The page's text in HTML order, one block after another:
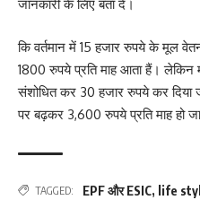
जानकारी के लिए बता दें।
कि वर्तमान में 15 हजार रुपये के मूल
1800 रुपये प्रति माह आता हैं। लेकिन
संशोधित कर 30 हजार रुपये कर दिया
पर बढ़कर 3,600 रुपये प्रति माह हो
TAGGED: EPF और ESIC, life